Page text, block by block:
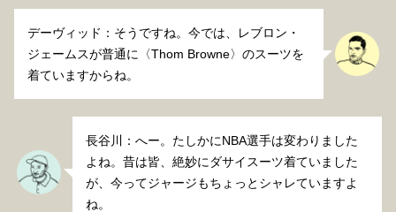
デーヴィッド：そうですね。今では、レブロン・
ジェームスが普通に〈Thom Browne〉のスーツを
着ていますからね。
長谷川：へー。たしかにNBA選手は変わりました
よね。昔は皆、絶妙にダサイスーツ着ていました
が、今ってジャージもちょっとシャレていますよ
ね。